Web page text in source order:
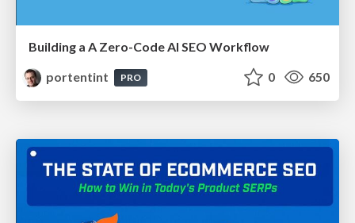
Building a A Zero-Code AI SEO Workflow
portentint
PRO 0 650